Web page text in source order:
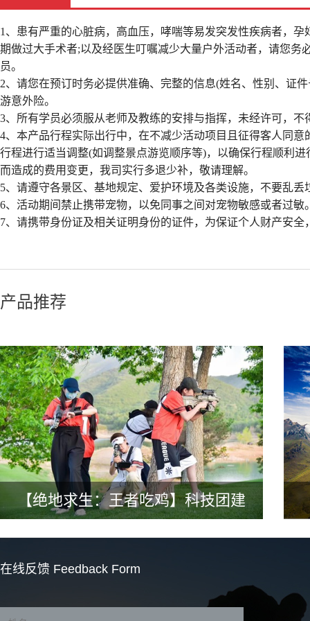
1、患有严重的心脏病，高血压，哮喘等易发突发性疾病者，
期做过大手术者;以及经医生叮嘱减少大量户外活动者，请您
员。
2、请您在预订时务必提供准确、完整的信息(姓名、性别、证
游意外险。
3、所有学员必须服从老师及教练的安排与指挥，未经许可，
4、本产品行程实际出行中，在不减少活动项目且征得客人同
行程进行适当调整(如调整景点游览顺序等)，以确保行程顺利
而造成的费用变更，我司实行多退少补，敬请理解。
5、请遵守各景区、基地规定、爱护环境及各类设施，不要乱丢
6、活动期间禁止携带宠物，以免同事之间对宠物敏感或者过敏
7、请携带身份证及相关证明身份的证件，为保证个人财产安
产品推荐
【绝地求生：王者吃鸡】科技团建
在线反馈 Feedback Form